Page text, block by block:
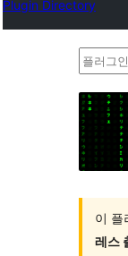
가
Plugin Directory
플
그
인
검
색
이 플
레스